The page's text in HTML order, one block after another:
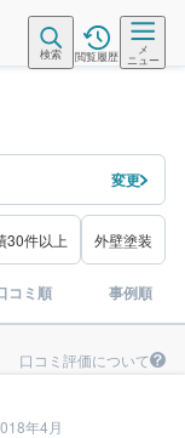
検索 閲覧履歴
メ
ニュー
変更
30件以上 外壁塗装
コミ順 事例順
口コミ評価について
年4月